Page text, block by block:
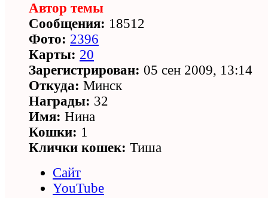
Автор темы
Сообщения: 18512
Фото: 2396
Карты: 20
Зарегистрирован: 05 сен 2009, 13:14
Откуда: Минск
Награды: 32
Имя: Нина
Кошки: 1
Клички кошек: Тиша
Сайт
YouTube